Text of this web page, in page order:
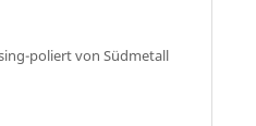
poliert von Südmetall